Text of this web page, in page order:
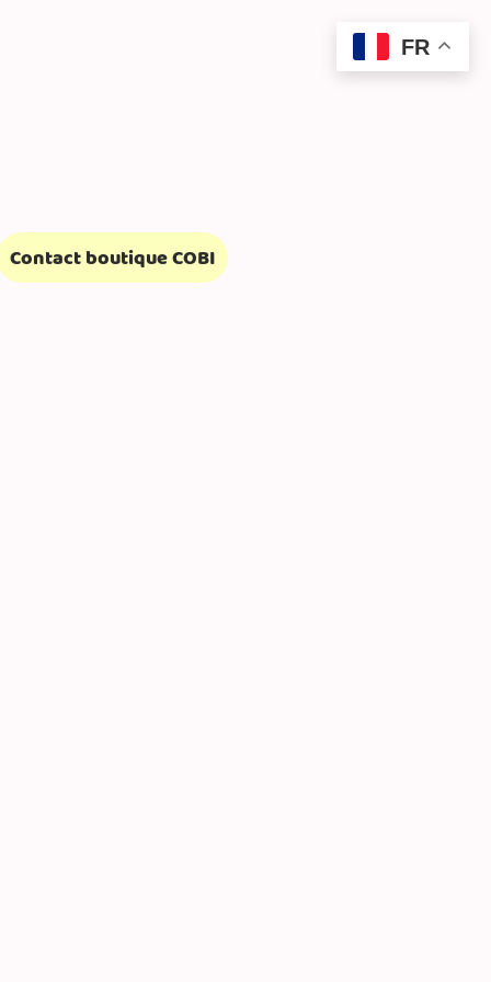
Contact boutique COBI
FR